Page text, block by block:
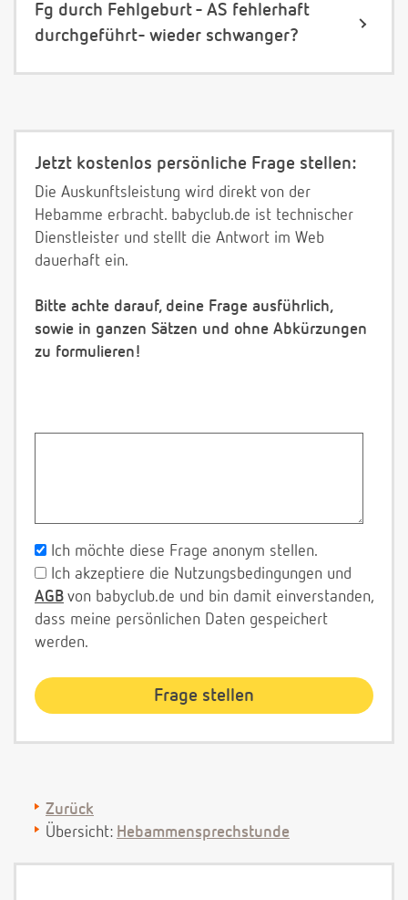
Fg durch Fehlgeburt - AS fehlerhaft
durchgeführt- wieder schwanger?
Jetzt kostenlos persönliche Frage stellen:
Die Auskunftsleistung wird direkt von der
Hebamme erbracht. babyclub.de ist technischer
Dienstleister und stellt die Antwort im Web
dauerhaft ein.
Bitte achte darauf, deine Frage ausführlich,
sowie in ganzen Sätzen und ohne Abkürzungen
zu formulieren!
Ich möchte diese Frage anonym stellen.
Ich akzeptiere die Nutzungsbedingungen und
AGB von babyclub.de und bin damit einverstanden,
dass meine persönlichen Daten gespeichert
werden.
Zurück
Übersicht: Hebammensprechstunde